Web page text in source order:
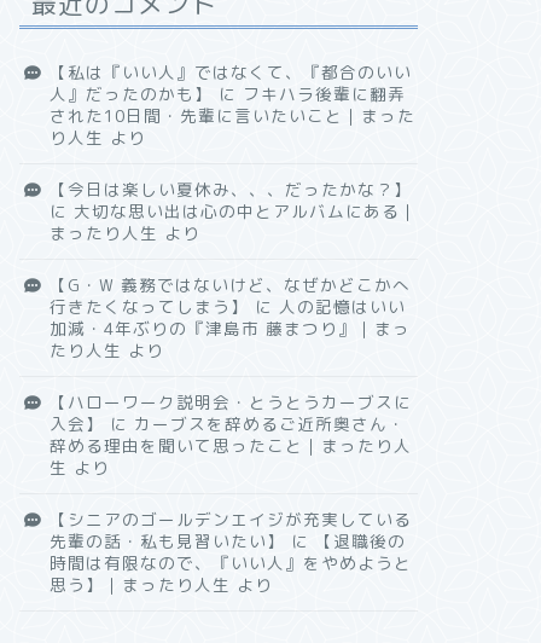
【私は『いい人』ではなくて、『都合のいい
人』だったのかも】
に フキハラ後輩に翻弄
された10日間・先輩に言いたいこと｜まった
り人生 より
【今日は楽しい夏休み、、、だったかな？】
に 大切な思い出は心の中とアルバムにある｜
まったり人生 より
【G・W 義務ではないけど、なぜかどこかへ
行きたくなってしまう】
に 人の記憶はいい
加減・4年ぶりの『津島市 藤まつり』｜まっ
たり人生 より
【ハローワーク説明会・とうとうカーブスに
入会】
に カーブスを辞めるご近所奥さん・
辞める理由を聞いて思ったこと｜まったり人
生 より
【シニアのゴールデンエイジが充実している
先輩の話・私も見習いたい】
に
【退職後の
時間は有限なので、『いい人』をやめようと
思う】｜まったり人生 より